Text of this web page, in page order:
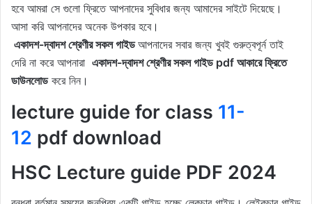
হবে আমরা সে গুলো ফ্রিতে আপনাদের সুবিধার জন্য আমাদের সাইটে দিয়েছে।
আসা করি আপনাদের অনেক উপকার হবে।
একাদশ-দ্বাদশ শ্রেণীর সকল গাইডআপনাদের সবার জন্য খুবই গুরুত্বপূর্ন তাই
দেরি না করে আপনারা একাদশ-দ্বাদশ শ্রেণীর সকল গাইড pdf আকারে ফ্রিতে
ডাউনলোডকরে নিন।
lecture guide for class 11-
12 pdf download
HSC Lecture guide PDF 2024